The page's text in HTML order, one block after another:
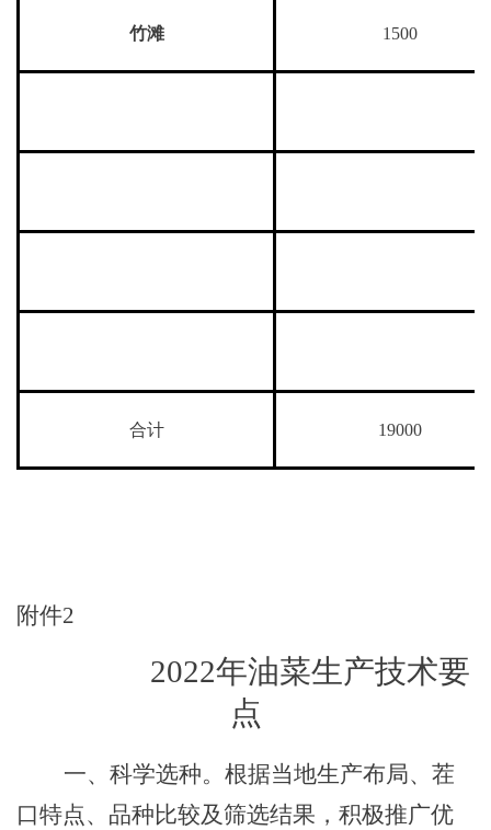
竹滩 1500
合计 19000
附件2
2022年油菜生产技术要
点
一、科学选种。根据当地生产布局、茬
口特点、品种比较及筛选结果，积极推广优